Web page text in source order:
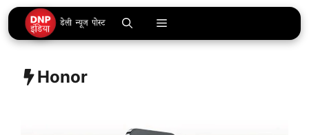
Skip
to
content
Menu
Honor